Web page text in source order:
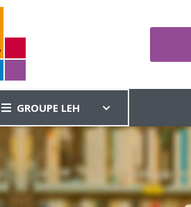
GROUPE LEH